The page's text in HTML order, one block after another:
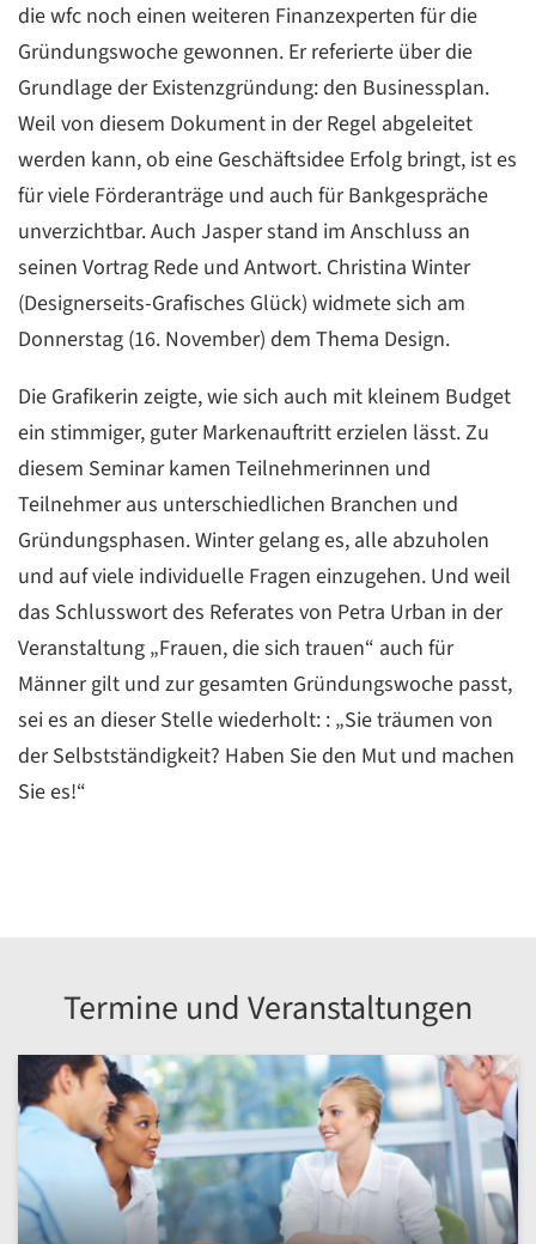
die wfc noch einen weiteren Finanzexperten für die
Gründungswoche gewonnen. Er referierte über die
Grundlage der Existenzgründung: den Businessplan.
Weil von diesem Dokument in der Regel abgeleitet
werden kann, ob eine Geschäftsidee Erfolg bringt, ist es
für viele Förderanträge und auch für Bankgespräche
unverzichtbar. Auch Jasper stand im Anschluss an
seinen Vortrag Rede und Antwort. Christina Winter
(Designerseits-Grafisches Glück) widmete sich am
Donnerstag (16. November) dem Thema Design.
Die Grafikerin zeigte, wie sich auch mit kleinem Budget
ein stimmiger, guter Markenauftritt erzielen lässt. Zu
diesem Seminar kamen Teilnehmerinnen und
Teilnehmer aus unterschiedlichen Branchen und
Gründungsphasen. Winter gelang es, alle abzuholen
und auf viele individuelle Fragen einzugehen. Und weil
das Schlusswort des Referates von Petra Urban in der
Veranstaltung „Frauen, die sich trauen“ auch für
Männer gilt und zur gesamten Gründungswoche passt,
sei es an dieser Stelle wiederholt: : „Sie träumen von
der Selbstständigkeit? Haben Sie den Mut und machen
Sie es!“
Termine und Veranstaltungen